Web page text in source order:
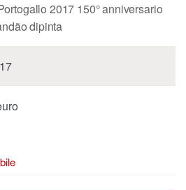
2017 150° anniversario
dipinta